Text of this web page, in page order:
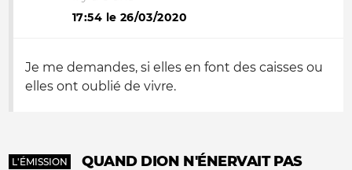
17:54 le 26/03/2020
Je me demandes, si elles en font des caisses ou
elles ont oublié de vivre.
L'ÉMISSION QUAND DION N'ÉNERVAIT PAS